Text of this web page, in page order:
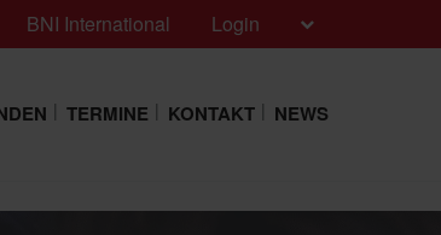
BNI International Login
TERMINE KONTAKT NEWS